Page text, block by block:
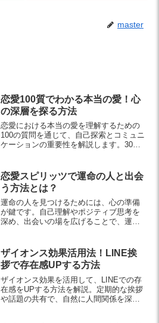
master
恋愛100質でわかる本当の愛！心
の深層を探る方法
恋愛における本当の愛を理解するための
100の質問を通じて、自己探索とコミュニ
ケーションの重要性を解説します。30代
恋愛スピリッツで運命の人と出会
う方法とは？
運命の人を見つけるためには、心の準備
が鍵です。自己理解やポジティブ思考を
深め、出会いの場を広げることで、運命
ザイオンス効果活用法！LINE挨
拶で存在感UPする方法
ザイオンス効果を活用して、LINEでの存
在感をUPする方法を解説。定期的な挨拶
や話題の共有で、自然に人間関係を深め